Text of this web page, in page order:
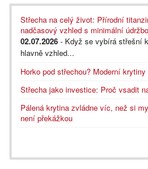
Střecha na celý život: Přírodní
nadčasový vzhled s minimální
02.07.2026 - Když se vybírá střešní
hlavně vzhled...
Horko pod střechou? Moderní
Střecha jako investice: Proč vsadit
Pálená krytina zvládne víc, než si
není překážkou